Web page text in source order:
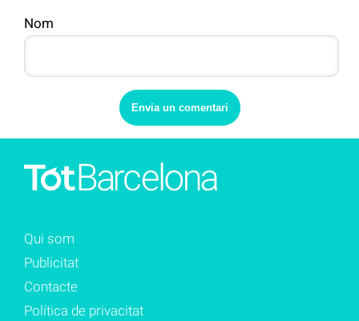
Nom
Qui som
Publicitat
Contacte
Política de privacitat